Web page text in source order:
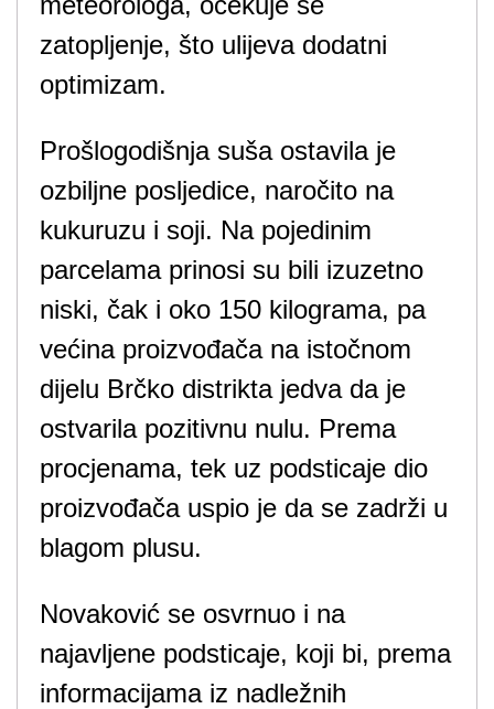
zatopljenje, što ulijeva dodatni
optimizam.
Prošlogodišnja suša ostavila je
ozbiljne posljedice, naročito na
kukuruzu i soji. Na pojedinim
parcelama prinosi su bili izuzetno
niski, čak i oko 150 kilograma, pa
većina proizvođača na istočnom
dijelu Brčko distrikta jedva da je
ostvarila pozitivnu nulu. Prema
procjenama, tek uz podsticaje dio
proizvođača uspio je da se zadrži u
blagom plusu.
Novaković se osvrnuo i na
najavljene podsticaje, koji bi, prema
informacijama iz nadležnih